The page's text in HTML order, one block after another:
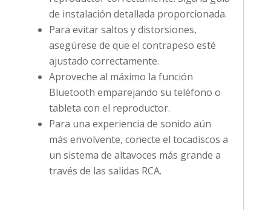
de instalación detallada proporcionada.
Para evitar saltos y distorsiones,
asegúrese de que el contrapeso esté
ajustado correctamente.
Aproveche al máximo la función
Bluetooth emparejando su teléfono o
tableta con el reproductor.
Para una experiencia de sonido aún
más envolvente, conecte el tocadiscos a
un sistema de altavoces más grande a
través de las salidas RCA.